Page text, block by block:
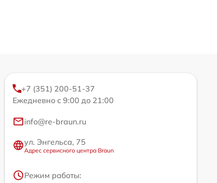
+7 (351) 200-51-37
Ежедневно с 9:00 до 21:00
info@re-braun.ru
ул. Энгельса, 75
Адрес сервисного центра Braun
Режим работы: